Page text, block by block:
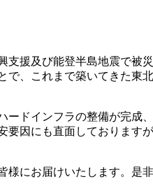
援及び能登半島地震で
、これまで築いてきた
ドインフラの整備が完
因にも直面しておりま
にお届けいたします。是